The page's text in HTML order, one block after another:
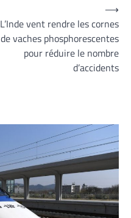
L’Inde vent rendre les cornes
de vaches phosphorescentes
pour réduire le nombre
d’accidents
⟶